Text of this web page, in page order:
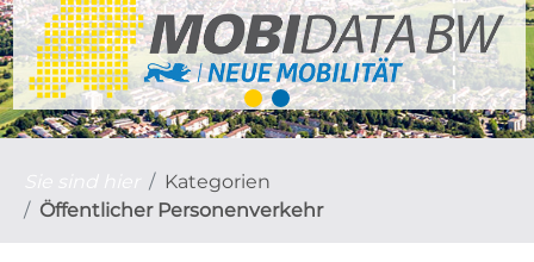
Kategorien
Öffentlicher Personenverkehr